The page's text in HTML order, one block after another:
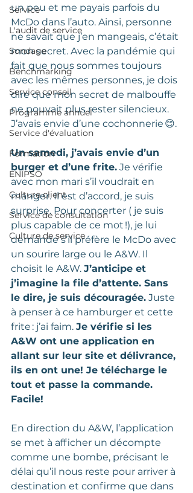
Service
L'audit de service
Sondage
Benchmarking
Service conseil
Programme annuel
Service d'évaluation
Formation
ENIPSO
Culture client
Service de consultation
Culture de service
un peu et me payais parfois du
McDo dans l’auto. Ainsi, personne
ne savait que j’en mangeais, c’était
mon secret. Avec la pandémie qui
fait que nous sommes toujours
avec les mêmes personnes, je dois
dire que mon secret de malbouffe
ne pouvait plus rester silencieux.
J’avais envie d’une cochonnerie 😊.
Un samedi, j’avais envie d’un
burger et d’une frite. Je vérifie
avec mon mari s’il voudrait en
manger. Il est d’accord, je suis
surprise. Pour concerter ( je suis
plus capable de ce mot !), je lui
demande s’il préfère le McDo avec
un sourire large ou le A&W. Il
choisit le A&W. J’anticipe et
j’imagine la file d’attente. Sans
le dire, je suis découragée. Juste
à penser à ce hamburger et cette
frite : j’ai faim. Je vérifie si les
A&W ont une application en
allant sur leur site et délivrance,
ils en ont une! Je télécharge le
tout et passe la commande.
Facile!
En direction du A&W, l’application
se met à afficher un décompte
comme une bombe, précisant le
délai qu’il nous reste pour arriver à
destination et confirme que dans